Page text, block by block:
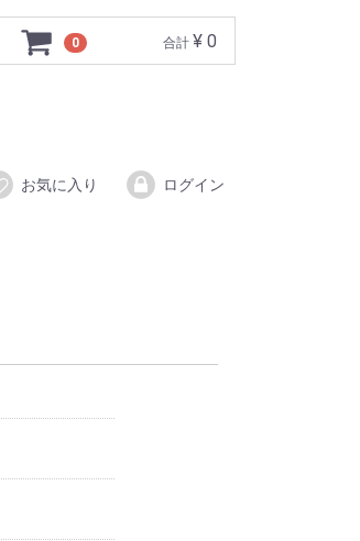
0 合計 ¥ 0
お気に入り ログイン